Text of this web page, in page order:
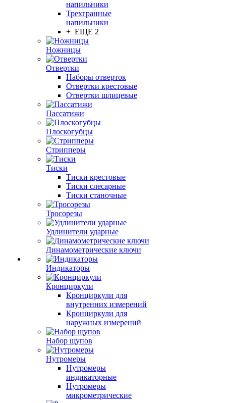
напильники
Трехгранные
напильники
+ ЕЩЕ 2
Ножницы
Отвертки
Наборы отверток
Отвертки крестовые
Отвертки шлицевые
Пассатижи
Плоскогубцы
Стрипперы
Тиски
Тиски крестовые
Тиски слесарные
Тиски станочные
Тросорезы
Удлинители ударные
Динамометрические ключи
Индикаторы
Кронциркули
Кронциркули для
внутренних измерений
Кронциркули для
наружных измерений
Набор щупов
Нутромеры
Нутромеры
индикаторные
Нутромеры
микрометрические